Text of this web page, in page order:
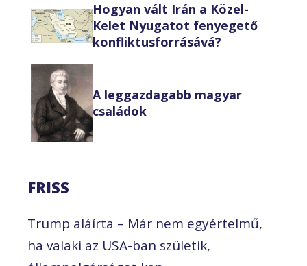
Hogyan vált Irán a Közel-
Kelet Nyugatot fenyegető
konfliktusforrásává?
A leggazdagabb magyar
családok
FRISS
Trump aláírta – Már nem egyértelmű,
ha valaki az USA-ban születik,